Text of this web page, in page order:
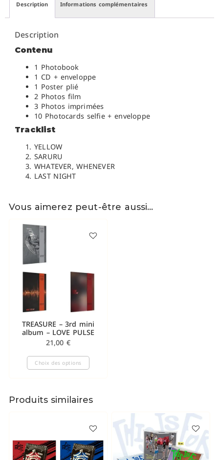
Description Informations complémentaires
Description
Contenu
1 Photobook
1 CD + enveloppe
1 Poster plié
2 Photos film
3 Photos imprimées
10 Photocards selfie + enveloppe
Tracklist
YELLOW
SARURU
WHATEVER, WHENEVER
LAST NIGHT
Vous aimerez peut-être aussi…
TREASURE – 3rd mini
album – LOVE PULSE
21,00 €
Choix des options
Produits similaires